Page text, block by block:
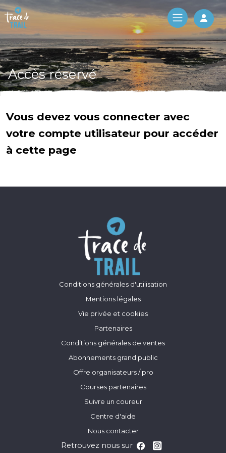
Log
Accès réservé
Vous devez vous connecter avec
votre compte utilisateur pour accéder
à cette page
Conditions générales d'utilisation
Mentions légales
Vie privée et cookies
Partenaires
Conditions générales de ventes
Abonnements grand public
Offre organisateurs / pro
Courses partenaires
Suivre un coureur
Centre d'aide
Nous contacter
Retrouvez nous sur